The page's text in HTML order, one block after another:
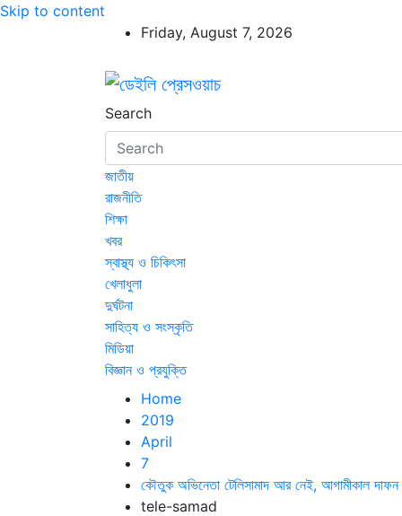
Skip to content
Friday, August 7, 2026
ডেইলি প্রেসওয়াচ
ডেইলি প্রেসওয়াচ মুক্তিযুদ্ধের চেতনায় উদ্বুদ্ধ
Search
জাতীয়
রাজনীতি
শিক্ষা
খবর
স্বাস্থ্য ও চিকিৎসা
খেলাধুলা
দুর্ঘটনা
সাহিত্য ও সংস্কৃতি
মিডিয়া
বিজ্ঞান ও প্রযুক্তি
Home
2019
April
7
কৌতুক অভিনেতা টেলিসামাদ আর নেই, আগামীকাল দাফন
tele-samad